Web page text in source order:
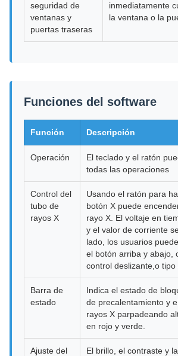
seguridad de
ventanas y
puertas traseras
inmediatamente
la ventana o la
Funciones del software
Función Descripción
Operación
El teclado y el ratón
todas las operaciones
Control del
tubo de
rayos X
Usando el ratón para
botón X puede
rayo X. El voltaje en
y el valor de corriente
lado, los usuarios
el botón arriba y abajo,
control deslizante,o tipo
Barra de
estado
Indica el estado de
de precalentamiento y
rayos X parpadeando
en rojo y verde.
Ajuste del
El brillo, el contraste y